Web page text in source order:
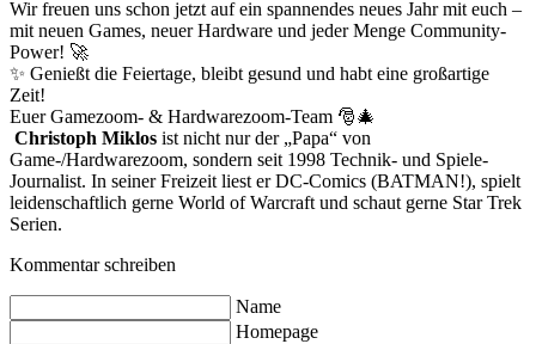
Wir freuen uns schon jetzt auf ein spannendes neues Jahr mit euch –
mit neuen Games, neuer Hardware und jeder Menge Community-
Power! 🚀
✨ Genießt die Feiertage, bleibt gesund und habt eine großartige
Zeit!
Euer Gamezoom- & Hardwarezoom-Team 🎅🎄
Christoph Miklos ist nicht nur der „Papa“ von
Game-/Hardwarezoom, sondern seit 1998 Technik- und Spiele-
Journalist. In seiner Freizeit liest er DC-Comics (BATMAN!), spielt
leidenschaftlich gerne World of Warcraft und schaut gerne Star Trek
Serien.
Kommentar schreiben
Name
Homepage